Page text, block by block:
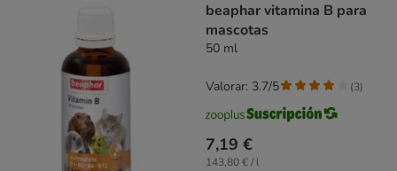
beaphar vitamina B para
mascotas
50 ml
7,19 €
143,80 € / l
Valorar: 3.7/5 (3)